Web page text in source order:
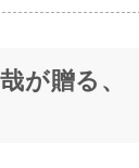
が贈る、